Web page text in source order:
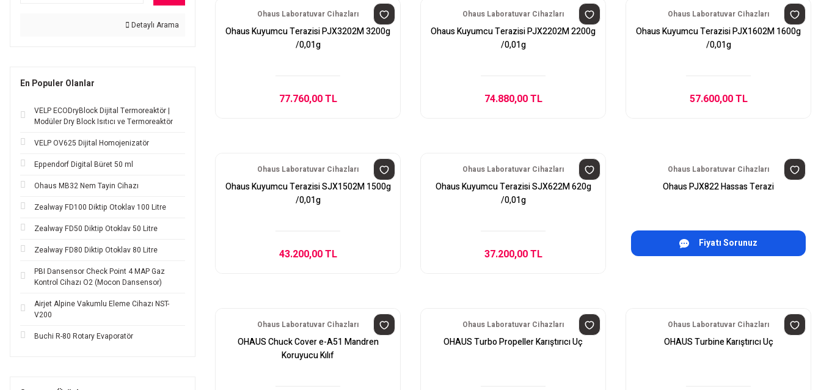
Detaylı Arama
En Populer Olanlar
VELP ECODryBlock Dijital Termoreaktör |
Modüler Dry Block Isıtıcı ve Termoreaktör
VELP OV625 Dijital Homojenizatör
Eppendorf Digital Büret 50 ml
Ohaus MB32 Nem Tayin Cihazı
Zealway FD100 Diktip Otoklav 100 Litre
Zealway FD50 Diktip Otoklav 50 Litre
Zealway FD80 Diktip Otoklav 80 Litre
PBI Dansensor Check Point 4 MAP Gaz
Kontrol Cihazı O2 (Mocon Dansensor)
Airjet Alpine Vakumlu Eleme Cihazı NST-
V200
Buchi R-80 Rotary Evaporatör
Ohaus Laboratuvar Cihazları
Ohaus Kuyumcu Terazisi PJX3202M 3200g
/0,01g
77.760,00 TL
Ohaus Laboratuvar Cihazları
Ohaus Kuyumcu Terazisi PJX2202M 2200g
/0,01g
74.880,00 TL
Ohaus Laboratuvar Cihazları
Ohaus Kuyumcu Terazisi PJX1602M 1600g
/0,01g
57.600,00 TL
Ohaus Laboratuvar Cihazları
Ohaus Kuyumcu Terazisi SJX1502M 1500g
/0,01g
43.200,00 TL
Ohaus Laboratuvar Cihazları
Ohaus Kuyumcu Terazisi SJX622M 620g
/0,01g
37.200,00 TL
Ohaus Laboratuvar Cihazları
Ohaus PJX822 Hassas Terazi
Fiyatı Sorunuz
Ohaus Laboratuvar Cihazları
OHAUS Chuck Cover e-A51 Mandren
Koruyucu Kılıf
Ohaus Laboratuvar Cihazları
OHAUS Turbo Propeller Karıştırıcı Uç
Ohaus Laboratuvar Cihazları
OHAUS Turbine Karıştırıcı Uç